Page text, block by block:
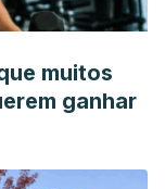
muitos
ganhar